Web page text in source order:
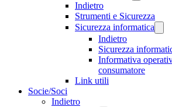
Indietro
Strumenti e Sicurezza
Sicurezza informatica
Indietro
Sicurezza
Informativa
consumatore
Link utili
Socie/Soci
Indietro